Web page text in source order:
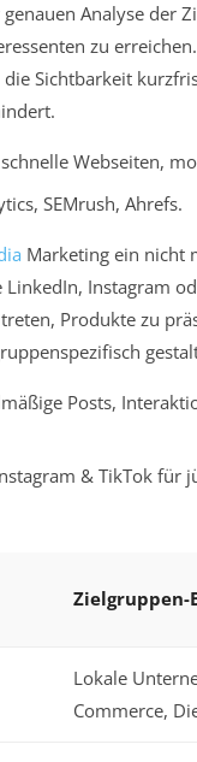
Analyse der
zu
die Sichtbarkeit
Webseiten,
SEMrush, Ahrefs.
Marketing ein nicht
Instagram
Produkte zu
Posts,
& TikTok für
Zielgruppen-
Lokale
Commerce,